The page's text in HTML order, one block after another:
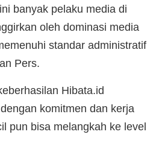
banyak pelaku media di
oleh dominasi media
standar administratif
Pers.
Hibata.id
komitmen dan kerja
pun bisa melangkah ke level